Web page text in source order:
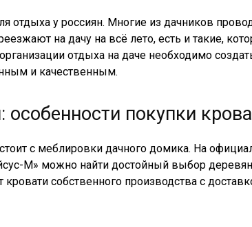
отдыха у россиян. Многие из дачников
на дачу на всё лето, есть и такие,
отдыха на даче необходимо
и качественным.
покупки
с меблировки дачного домика. На
М» можно найти достойный выбор
собственного производства с